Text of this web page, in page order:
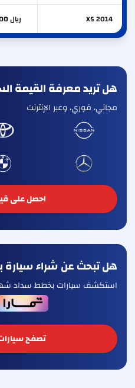
X5 2014 ريال 39,000
هل تريد معرفة القيمة
مجاني، فوري، وعبر الإنترنت
احصل على
هل تبحث عن شراء سيارة
استكشف سيارات بخطط سداد
تصفح